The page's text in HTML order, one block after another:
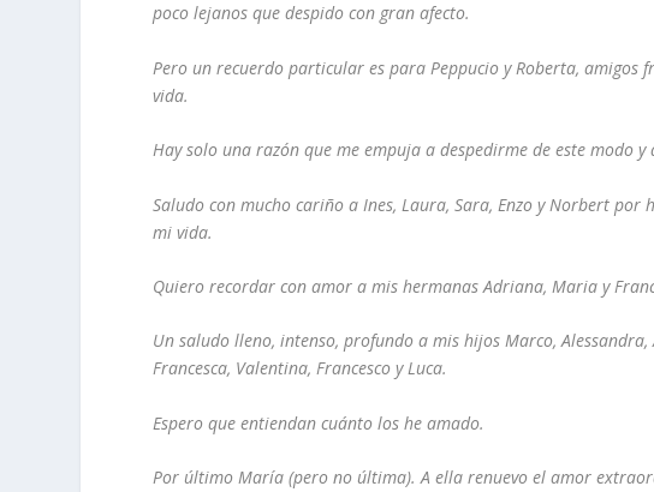
poco lejanos que despido con gran afecto.
Pero un recuerdo particular es para Peppucio y Roberta, amigos
vida.
Hay solo una razón que me empuja a despedirme de este modo
Saludo con mucho cariño a Ines, Laura, Sara, Enzo y Norbert
mi vida.
Quiero recordar con amor a mis hermanas Adriana, Maria y
Un saludo lleno, intenso, profundo a mis hijos Marco,
Francesca, Valentina, Francesco y Luca.
Espero que entiendan cuánto los he amado.
Por último María (pero no última). A ella renuevo el amor